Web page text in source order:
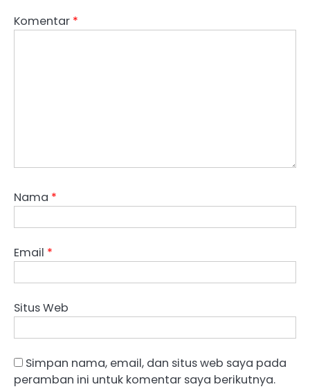
Komentar *
Nama *
Email *
Situs Web
Simpan nama, email, dan situs web saya pada
peramban ini untuk komentar saya berikutnya.